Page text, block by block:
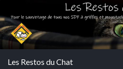
Les Restos du Chat